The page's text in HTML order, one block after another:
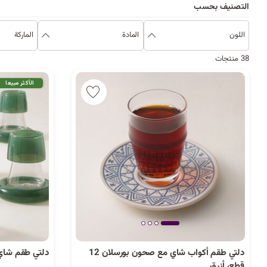
التصنيف بحسب
اللون المادة الماركة
38 منتجات
دلتي طقم أكواب شاي مع صحون بورسلان 12
الأكثر مبيعا
دلتي طقم شاي زجاج 12 قطعة